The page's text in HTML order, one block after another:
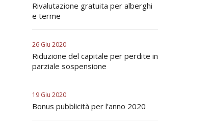
Rivalutazione gratuita per alberghi
e terme
26 Giu 2020
Riduzione del capitale per perdite in
parziale sospensione
19 Giu 2020
Bonus pubblicità per l’anno 2020